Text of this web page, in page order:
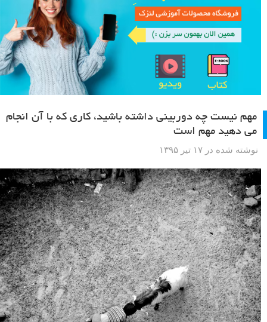
مهم نیست چه دوربینی داشته باشید، کاری که با آن انجام
می دهید مهم است
نوشته شده در ۱۷ تیر ۱۳۹۵